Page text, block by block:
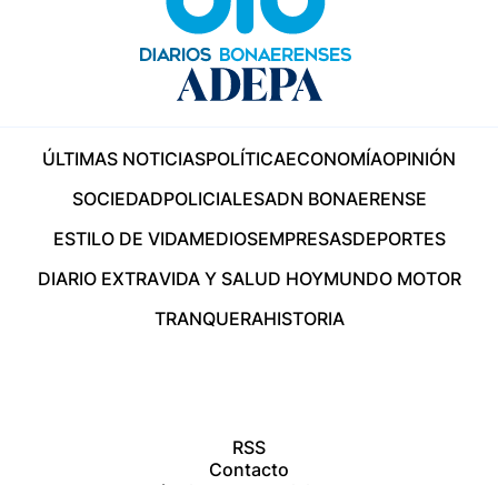
ÚLTIMAS NOTICIASPOLÍTICAECONOMÍAOPINIÓN
SOCIEDADPOLICIALESADN BONAERENSE
ESTILO DE VIDAMEDIOSEMPRESASDEPORTES
DIARIO EXTRAVIDA Y SALUD HOYMUNDO MOTOR
TRANQUERAHISTORIA
RSS
Contacto